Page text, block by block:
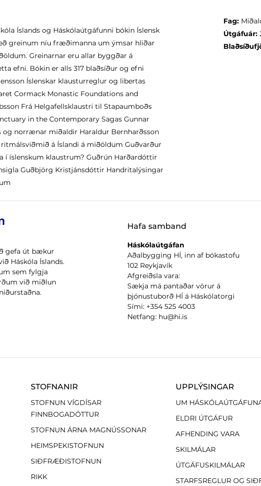
Íslands og Háskólaútgáfunni bókin Íslensk
greinum níu fræðimanna um ýmsar hliðar
Greinarnar eru allar byggðar á
efni. Bókin er alls 317 blaðsíður og efni
Íslenskar klausturreglur og libertas
Cormack Monastic Foundations and
Frá Helgafellsklaustri til Stapaumboðs
in the Contemporary Sagas Gunnar
og norrænar miðaldir Haraldur Bernharðsson
á Íslandi á miðöldum Guðvarður
í íslenskum klaustrum? Guðrún Harðardóttir
Guðbjörg Kristjánsdóttir Handritalýsingar
Fag:
Útgáfuár:
gefa út bækur
Háskóla Íslands.
sem fylgja
við miðlun
Hafa samband
Háskólaútgáfan
Aðalbygging HÍ, inn af bókastofu
102 Reykjavík
Afgreiðsla vara:
Sækja má pantaðar vörur á
þjónustuborð HÍ á Háskólatorgi
Sími: +354 525 4003
Netfang: hu@hi.is
STOFNANIR
STOFNUN VÍGDÍSAR
FINNBOGADÓTTUR
STOFNUN ÁRNA MAGNÚSSONAR
HEIMSPEKISTOFNUN
SIÐFRÆÐISTOFNUN
RIKK
UPPLÝSINGAR
UM
ELDRI ÚTGÁFUR
AFHENDING VARA
SKILMÁLAR
ÚTGÁFUSKILMÁLAR
STARFSREGLUR OG